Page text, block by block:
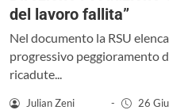
del lavoro fallita”
Nel documento la RSU
progressivo peggioramento
ricadute...
Julian Zeni - 26